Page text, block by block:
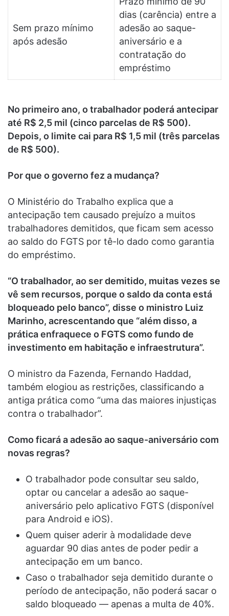
Sem prazo mínimo
após adesão
dias (carência) entre a
adesão ao saque-
aniversário e a
contratação do
empréstimo
No primeiro ano, o trabalhador poderá antecipar
até R$ 2,5 mil (cinco parcelas de R$ 500).
Depois, o limite cai para R$ 1,5 mil (três parcelas
de R$ 500).
Por que o governo fez a mudança?
O Ministério do Trabalho explica que a
antecipação tem causado prejuízo a muitos
trabalhadores demitidos, que ficam sem acesso
ao saldo do FGTS por tê-lo dado como garantia
do empréstimo.
“O trabalhador, ao ser demitido, muitas vezes se
vê sem recursos, porque o saldo da conta está
bloqueado pelo banco”, disse o ministro Luiz
Marinho, acrescentando que “além disso, a
prática enfraquece o FGTS como fundo de
investimento em habitação e infraestrutura”.
O ministro da Fazenda, Fernando Haddad,
também elogiou as restrições, classificando a
antiga prática como “uma das maiores injustiças
contra o trabalhador”.
Como ficará a adesão ao saque-aniversário com
novas regras?
O trabalhador pode consultar seu saldo,
optar ou cancelar a adesão ao saque-
aniversário pelo aplicativo FGTS (disponível
para Android e iOS).
Quem quiser aderir à modalidade deve
aguardar 90 dias antes de poder pedir a
antecipação em um banco.
Caso o trabalhador seja demitido durante o
período de antecipação, não poderá sacar o
saldo bloqueado — apenas a multa de 40%.